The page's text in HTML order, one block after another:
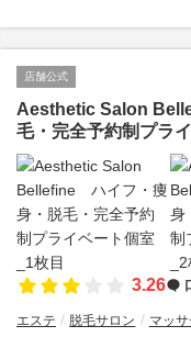
店舗公式
Aesthetic Salon
毛・完全予約制プラ
3.26
エステ 脱毛サロン マッ